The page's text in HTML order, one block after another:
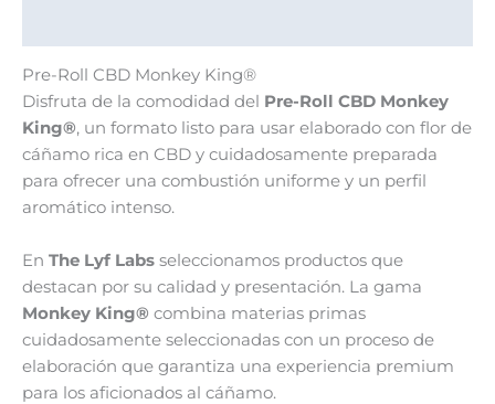
Pre-Roll CBD Monkey King®
Disfruta de la comodidad del Pre-Roll CBD Monkey
King®, un formato listo para usar elaborado con flor de
cáñamo rica en CBD y cuidadosamente preparada
para ofrecer una combustión uniforme y un perfil
aromático intenso.
En The Lyf Labs seleccionamos productos que
destacan por su calidad y presentación. La gama
Monkey King® combina materias primas
cuidadosamente seleccionadas con un proceso de
elaboración que garantiza una experiencia premium
para los aficionados al cáñamo.